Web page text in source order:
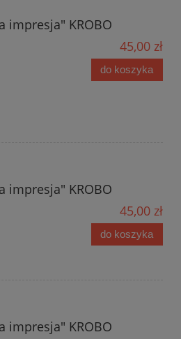
impresja" KROBO
45,00 zł
do koszyka
impresja" KROBO
45,00 zł
do koszyka
impresja" KROBO